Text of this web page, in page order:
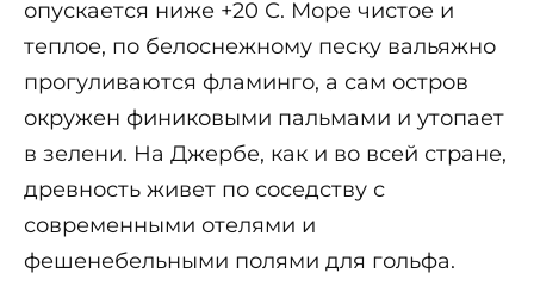
опускается ниже +20 С. Море чистое и
теплое, по белоснежному песку вальяжно
прогуливаются фламинго, а сам остров
окружен финиковыми пальмами и утопает
в зелени. На Джербе, как и во всей стране,
древность живет по соседству с
современными отелями и
фешенебельными полями для гольфа.